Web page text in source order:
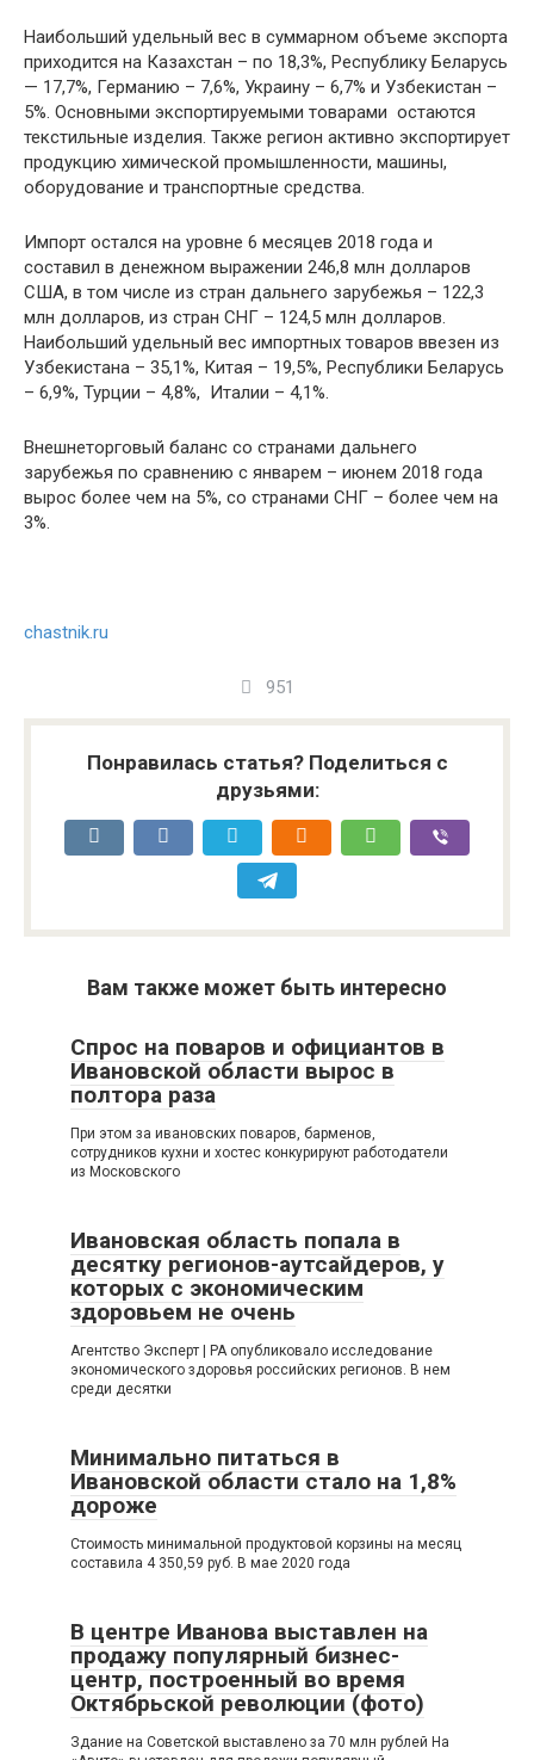
Наибольший удельный вес в суммарном объеме экспорта
приходится на Казахстан – по 18,3%, Республику Беларусь
— 17,7%, Германию – 7,6%, Украину – 6,7% и Узбекистан –
5%. Основными экспортируемыми товарами остаются
текстильные изделия. Также регион активно экспортирует
продукцию химической промышленности, машины,
оборудование и транспортные средства.
Импорт остался на уровне 6 месяцев 2018 года и
составил в денежном выражении 246,8 млн долларов
США, в том числе из стран дальнего зарубежья – 122,3
млн долларов, из стран СНГ – 124,5 млн долларов.
Наибольший удельный вес импортных товаров ввезен из
Узбекистана – 35,1%, Китая – 19,5%, Республики Беларусь
– 6,9%, Турции – 4,8%, Италии – 4,1%.
Внешнеторговый баланс со странами дальнего
зарубежья по сравнению с январем – июнем 2018 года
вырос более чем на 5%, со странами СНГ – более чем на
3%.
chastnik.ru
951
Понравилась статья? Поделиться с
друзьями:
Вам также может быть интересно
Спрос на поваров и официантов в
Ивановской области вырос в
полтора раза
При этом за ивановских поваров, барменов,
сотрудников кухни и хостес конкурируют работодатели
из Московского
Ивановская область попала в
десятку регионов-аутсайдеров, у
которых с экономическим
здоровьем не очень
Агентство Эксперт | РА опубликовало исследование
экономического здоровья российских регионов. В нем
среди десятки
Минимально питаться в
Ивановской области стало на 1,8%
дороже
Стоимость минимальной продуктовой корзины на месяц
составила 4 350,59 руб. В мае 2020 года
В центре Иванова выставлен на
продажу популярный бизнес-
центр, построенный во время
Октябрьской революции (фото)
Здание на Советской выставлено за 70 млн рублей На